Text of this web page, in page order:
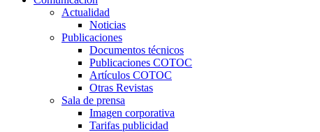
Actualidad
Noticias
Publicaciones
Documentos técnicos
Publicaciones COTOC
Artículos COTOC
Otras Revistas
Sala de prensa
Imagen corporativa
Tarifas publicidad